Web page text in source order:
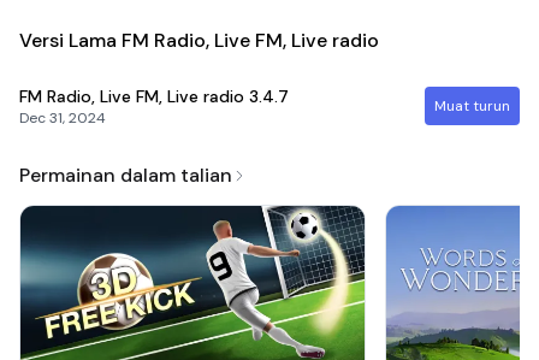
Versi Lama FM Radio, Live FM, Live radio
FM Radio, Live FM, Live radio 3.4.7
Dec 31, 2024
Muat turun
Permainan dalam talian